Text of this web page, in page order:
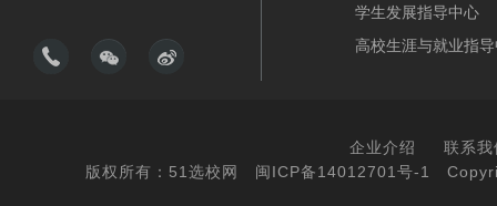
学生发展指导中心
高校生涯与就业指
企业介绍
联系我
版权所有：51选校网
闽ICP备14012701号-1